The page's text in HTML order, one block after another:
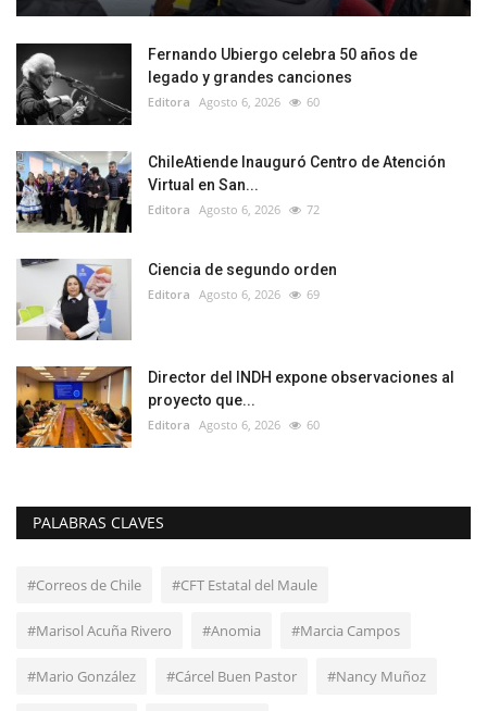
Fernando Ubiergo celebra 50 años de
legado y grandes canciones
Editora Agosto 6, 2026 60
ChileAtiende Inauguró Centro de Atención
Virtual en San...
Editora Agosto 6, 2026 72
Ciencia de segundo orden
Editora Agosto 6, 2026 69
Director del INDH expone observaciones al
proyecto que...
Editora Agosto 6, 2026 60
PALABRAS CLAVES
#Correos de Chile #CFT Estatal del Maule
#Marisol Acuña Rivero #Anomia #Marcia Campos
#Mario González #Cárcel Buen Pastor #Nancy Muñoz